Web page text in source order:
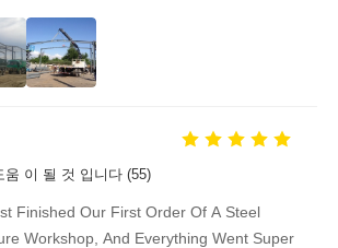
움 이 될 것 입니다 (55)
Went Super